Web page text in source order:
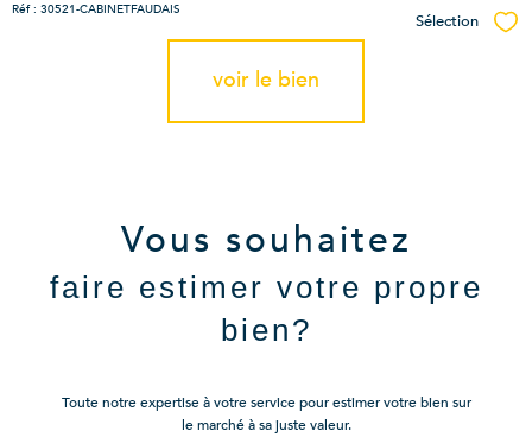
Réf : 30521-CABINETFAUDAIS
Sélection
voir le bien
Vous souhaitez
faire estimer votre propre
bien?
Toute notre expertise à votre service pour estimer votre bien sur
le marché à sa juste valeur.